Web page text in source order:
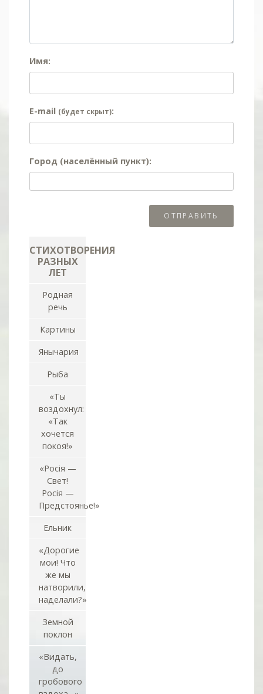
Имя:
E-mail (будет скрыт):
Город (населённый пункт):
СТИХОТВОРЕНИЯ
РАЗНЫХ
ЛЕТ
Родная
речь
Картины
Янычария
Рыба
«Ты
воздохнул:
«Так
хочется
покоя!»
«Росiя —
Свет!
Росiя —
Предстоянье!»
Ельник
«Дорогие
мои! Что
же мы
натворили,
наделали?»
Земной
поклон
«Видать,
до
гробового